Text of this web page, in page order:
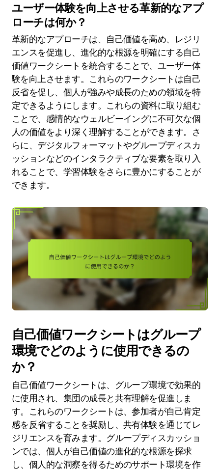
ユーザー体験を向上させる革新的なアプ
ローチは何か？
革新的なアプローチは、自己価値を高め、レジリ
エンスを促進し、進化的な根源を明確にする自己
価値ワークシートを統合することで、ユーザー体
験を向上させます。これらのワークシートは自己
反省を促し、個人が強みや成長のための領域を特
定できるようにします。これらの資料に取り組む
ことで、感情的なウェルビーイングに不可欠な個
人の価値をより深く理解することができます。さ
らに、デジタルフォーマットやグループディスカ
ッションなどのインタラクティブな要素を取り入
れることで、学習体験をさらに豊かにすることが
できます。
自己価値ワークシートはグループ
環境でどのように使用できるの
か？
自己価値ワークシートは、グループ環境で効果的
に使用され、集団の成長と共有理解を促進しま
す。これらのワークシートは、参加者が自己肯定
感を反省することを奨励し、共有体験を通じてレ
ジリエンスを育みます。グループディスカッショ
ンでは、個人が自己価値の進化的な根源を探求
し、個人的な洞察を得るためのサポート環境を作